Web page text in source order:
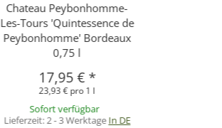
Chateau Peybonhomme-
Les-Tours 'Quintessence de
Peybonhomme' Bordeaux
0,75 l
17,95 €*
23,93 € pro 1 l
Sofort verfügbar
Lieferzeit:2 - 3 WerktageIn DE